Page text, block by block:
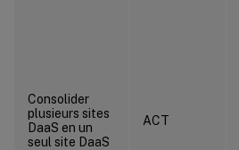
Consolider
plusieurs sites
DaaS en un
seul site DaaS
ACT